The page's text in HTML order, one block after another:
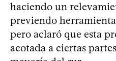
haciendo un
previendo
pero aclaró que esta
acotada a ciertas